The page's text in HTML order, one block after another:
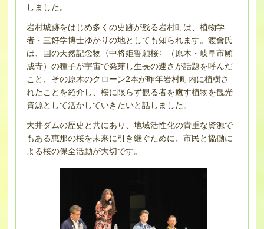
しました。
岩村城跡をはじめ多くの史跡が残る岩村町は、植物学
者・三好学博士ゆかりの地としても知られます。渡會氏
は、国の天然記念物〈中将姫誓願桜〉（原木・岐阜市願
成寺）の種子が宇宙で発芽し生長の速さが話題を呼んだ
こと、その原木のクローン2本が昨年岩村町内に植樹さ
れたことを紹介し、桜に限らず観る者を癒す植物を観光
資源として活かしていきたいと話しました。
大井ダムの歴史と共にあり、地域活性化の貴重な資源で
もある恵那の桜を未来に引き継ぐために、市民と協働に
よる桜の保全活動が大切です。